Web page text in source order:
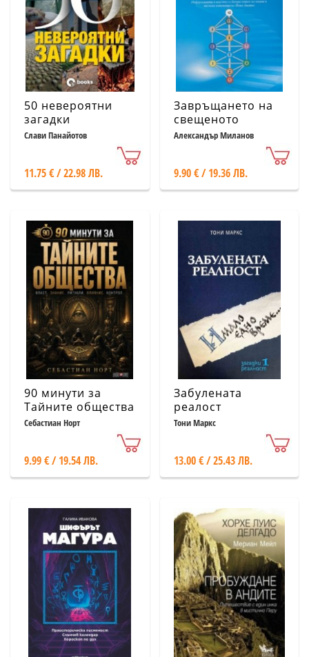
50 невероятни
загадки
Слави Панайотов
11.75 € / 22.98 ЛВ.
Завръщането на
свещеното
познание на
Александър Миланов
9.90 € / 19.36 ЛВ.
90 минути за
Тайните общества
Себастиан Норт
9.99 € / 19.54 ЛВ.
Забулената
реалост
Тони Маркс
13.00 € / 25.43 ЛВ.